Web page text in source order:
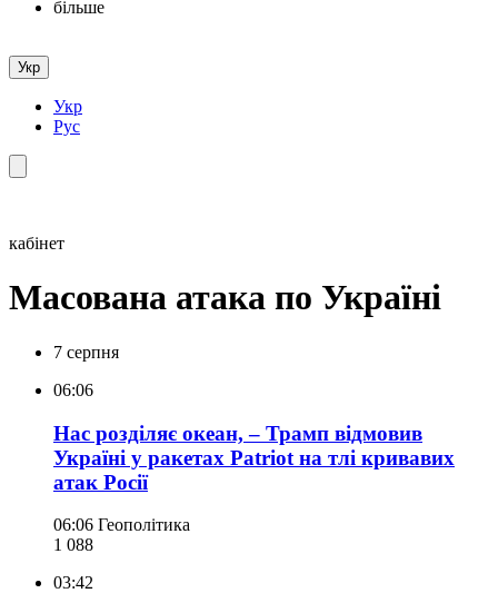
більше
Укр
Укр
Рус
кабінет
Масована атака по Україні
7 серпня
06:06
Нас розділяє океан, – Трамп відмовив
Україні у ракетах Patriot на тлі кривавих
атак Росії
06:06 Геополітика
1 088
03:42